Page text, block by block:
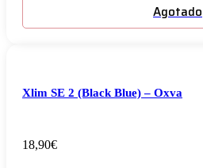
Agotado
Xlim SE 2 (Black Blue) – Oxva
18,90€